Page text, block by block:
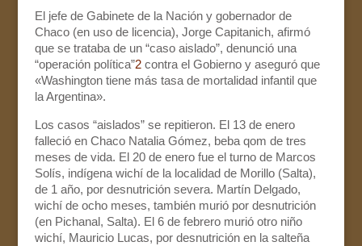
El jefe de Gabinete de la Nación y gobernador de
Chaco (en uso de licencia), Jorge Capitanich, afirmó
que se trataba de un “caso aislado”, denunció una
“operación política”2contra el Gobierno y aseguró que
«Washington tiene más tasa de mortalidad infantil que
la Argentina».
Los casos “aislados” se repitieron. El 13 de enero
falleció en Chaco Natalia Gómez, beba qom de tres
meses de vida. El 20 de enero fue el turno de Marcos
Solís, indígena wichí de la localidad de Morillo (Salta),
de 1 año, por desnutrición severa. Martín Delgado,
wichí de ocho meses, también murió por desnutrición
(en Pichanal, Salta). El 6 de febrero murió otro niño
wichí, Mauricio Lucas, por desnutrición en la salteña